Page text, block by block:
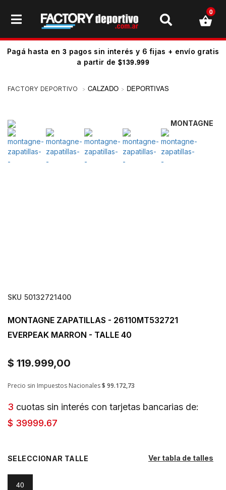
Pagá hasta en 3 pagos sin interés y 6 fijas + envío gratis
a partir de $139.999
0
CALZADO DEPORTIVAS
SKU 50132721400
MONTAGNE
MONTAGNE ZAPATILLAS - 26110MT532721
EVERPEAK MARRON - TALLE 40
$ 119.999,00
Precio sin Impuestos Nacionales$ 99.172,73
3 cuotas sin interés con tarjetas bancarias de:
$ 39999.67
Ver tabla de talles
TALLE
40